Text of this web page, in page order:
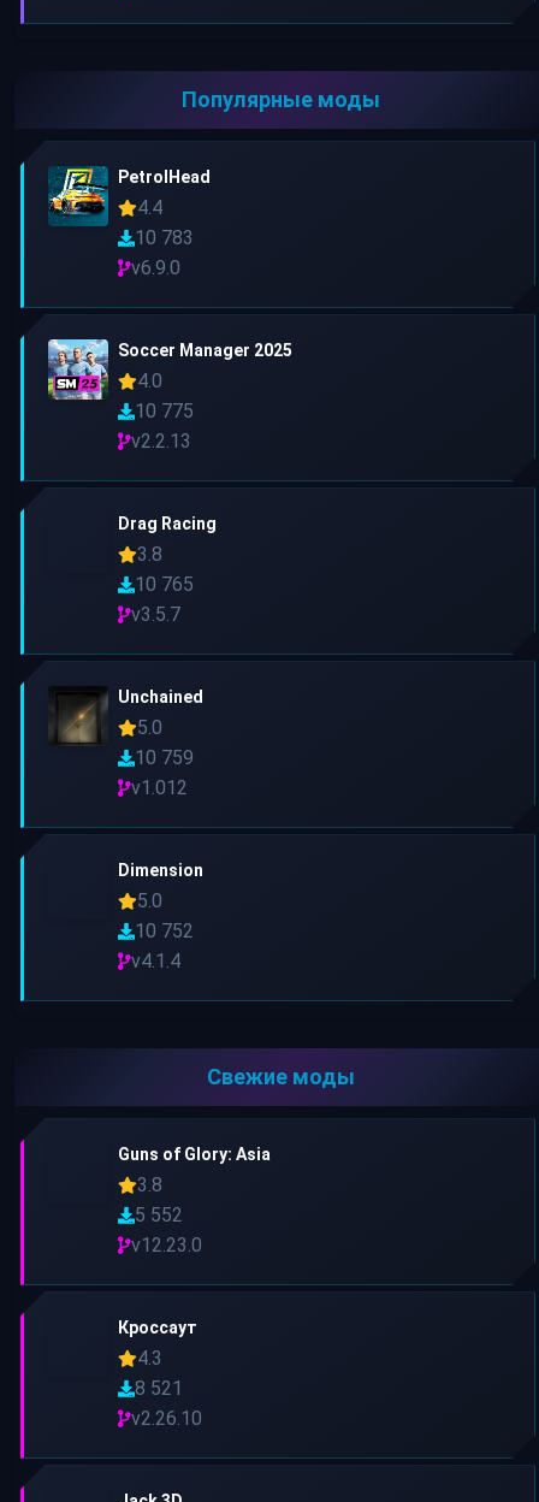
Популярные моды
PetrolHead
4.4
10 783
v6.9.0
Soccer Manager 2025
4.0
10 775
v2.2.13
Drag Racing
3.8
10 765
v3.5.7
Unchained
5.0
10 759
v1.012
Dimension
5.0
10 752
v4.1.4
Свежие моды
Guns of Glory: Asia
3.8
5 552
v12.23.0
Кроссаут
4.3
8 521
v2.26.10